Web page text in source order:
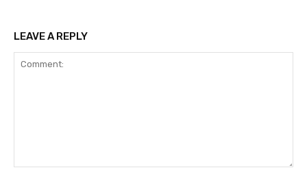
LEAVE A REPLY